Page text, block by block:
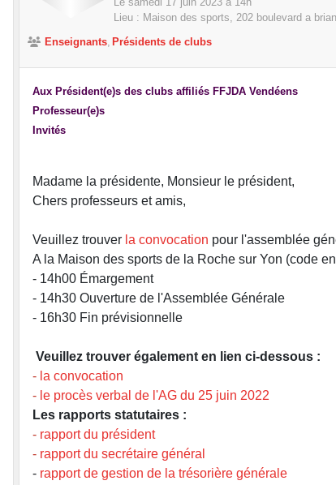
Lieu : Maison des sports, 202 boulevard a
Enseignants Présidents de clubs
Aux Président(e)s des clubs affiliés FFJDA Vendéens
Professeur(e)s
Invités
Madame la présidente, Monsieur le président,
Chers professeurs et amis,
Veuillez trouver la convocation pour l'assemblée
A la Maison des sports de la Roche sur Yon (code
- 14h00 Émargement
- 14h30 Ouverture de l'Assemblée Générale
- 16h30 Fin prévisionnelle
Veuillez trouver également en lien ci-dessous :
- la convocation
- le procès verbal de l'AG du 25 juin 2022
Les rapports statutaires :
- rapport du président
- rapport du secrétaire général
- rapport de gestion de la trésorière générale